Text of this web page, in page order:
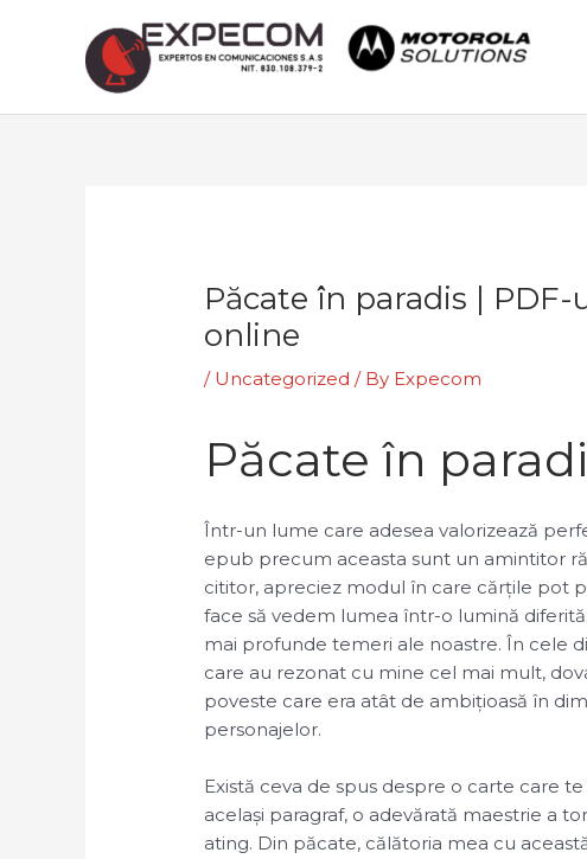
Păcate în paradis |
online
/ Uncategorized / By Expecom
Păcate în
Într-un lume care adesea valorizează
epub precum aceasta sunt un amintitor
cititor, apreciez modul în care cărțile pot
face să vedem lumea într-o lumină
mai profunde temeri ale noastre. În cele
care au rezonat cu mine cel mai mult,
poveste care era atât de ambițioasă în
personajelor.
Există ceva de spus despre o carte care
același paragraf, o adevărată maestrie a
ating. Din păcate, călătoria mea cu